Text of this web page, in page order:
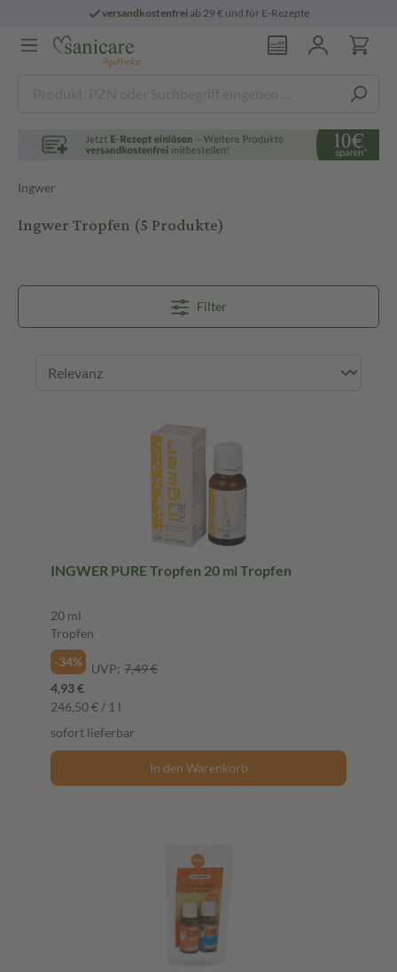
versandkostenfreiab 29 € und für E-Rezepte
Ingwer
Ingwer Tropfen (5 Produkte)
Filter
INGWER PURE Tropfen 20 ml Tropfen
20 ml
Tropfen
-34%
UVP: 7,49 €
4,93 €
246,50 € / 1 l
sofort lieferbar
In den Warenkorb